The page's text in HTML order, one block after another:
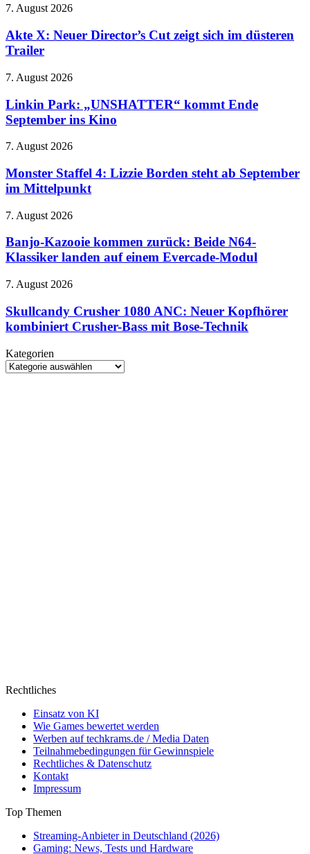
Stecker
zu
bezahlbarer
Akte
Neuer
Director’s
Cut
sich
düsteren
Trailer
7. August 2026
Akte X: Neuer Director’s Cut zeigt sich im düsteren
Trailer
Linkin
„UNSHATTER“
kommt
Ende
ins
7. August 2026
Linkin Park: „UNSHATTER“ kommt Ende
September ins Kino
Monster
4:
Lizzie
Borden
ab
im
Mittelpunkt
7. August 2026
Monster Staffel 4: Lizzie Borden steht ab September
im Mittelpunkt
Banjo-
kommen
zurück:
Beide
Klassiker
auf
einem
Modul
7. August 2026
Banjo-Kazooie kommen zurück: Beide N64-
Klassiker landen auf einem Evercade-Modul
Skullcandy
1080
ANC:
Neuer
kombiniert
Crusher-
7. August 2026
Skullcandy Crusher 1080 ANC: Neuer Kopfhörer
kombiniert Crusher-Bass mit Bose-Technik
Kategorien
Kategorien
Rechtliches
Einsatz von KI
Wie Games bewertet werden
Werben auf techkrams.de / Media Daten
Teilnahmebedingungen für Gewinnspiele
Rechtliches & Datenschutz
Kontakt
Impressum
Top Themen
Streaming-Anbieter in Deutschland (2026)
Gaming: News, Tests und Hardware